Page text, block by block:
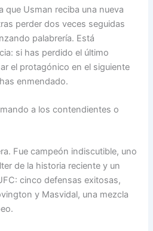
que Usman reciba una nueva
perder dos veces seguidas
palabrería. Está
si has perdido el último
el protagónico en el siguiente
enmendado.
a los contendientes o
Fue campeón indiscutible, uno
de la historia reciente y un
cinco defensas exitosas,
y Masvidal, una mezcla